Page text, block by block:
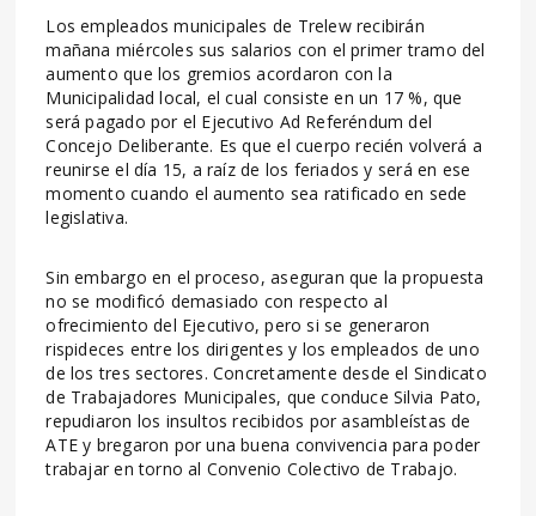
Los empleados municipales de Trelew recibirán
mañana miércoles sus salarios con el primer tramo del
aumento que los gremios acordaron con la
Municipalidad local, el cual consiste en un 17 %, que
será pagado por el Ejecutivo Ad Referéndum del
Concejo Deliberante. Es que el cuerpo recién volverá a
reunirse el día 15, a raíz de los feriados y será en ese
momento cuando el aumento sea ratificado en sede
legislativa.
Sin embargo en el proceso, aseguran que la propuesta
no se modificó demasiado con respecto al
ofrecimiento del Ejecutivo, pero si se generaron
rispideces entre los dirigentes y los empleados de uno
de los tres sectores. Concretamente desde el Sindicato
de Trabajadores Municipales, que conduce Silvia Pato,
repudiaron los insultos recibidos por asambleístas de
ATE y bregaron por una buena convivencia para poder
trabajar en torno al Convenio Colectivo de Trabajo.